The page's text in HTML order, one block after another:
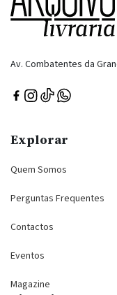
Av. Combatentes da
Explorar
Quem Somos
Perguntas Frequentes
Contactos
Eventos
Magazine